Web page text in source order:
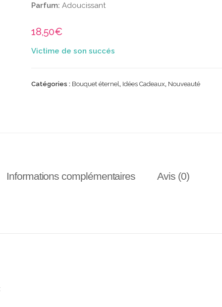
Parfum:Adoucissant
18,50€
Catégories : Bouquet éternel, Idées Cadeaux, Nouveauté
Informations complémentaires Avis (0)